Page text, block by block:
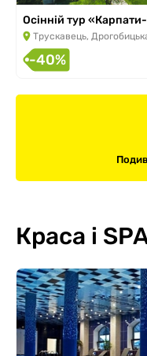
Осінній тур
Трускавець,
-40%
Краса і